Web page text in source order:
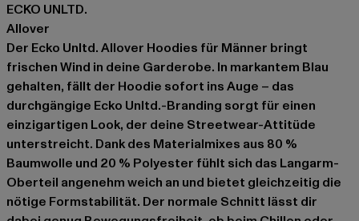
ECKO UNLTD.
Allover
Der Ecko Unltd. Allover Hoodies für Männer bringt
frischen Wind in deine Garderobe. In markantem Blau
gehalten, fällt der Hoodie sofort ins Auge – das
durchgängige Ecko Unltd.-Branding sorgt für einen
einzigartigen Look, der deine Streetwear-Attitüde
unterstreicht. Dank des Materialmixes aus 80 %
Baumwolle und 20 % Polyester fühlt sich das Langarm-
Oberteil angenehm weich an und bietet gleichzeitig die
nötige Formstabilität. Der normale Schnitt lässt dir